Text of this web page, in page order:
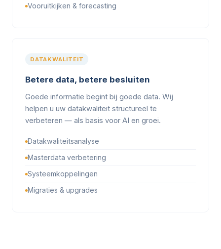
Vooruitkijken & forecasting
DATAKWALITEIT
Betere data, betere besluiten
Goede informatie begint bij goede data. Wij
helpen u uw datakwaliteit structureel te
verbeteren — als basis voor AI en groei.
Datakwaliteitsanalyse
Masterdata verbetering
Systeemkoppelingen
Migraties & upgrades